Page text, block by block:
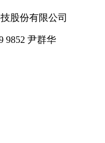
9852 尹群华